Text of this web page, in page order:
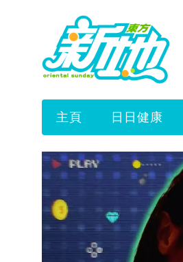
主頁 日日健康